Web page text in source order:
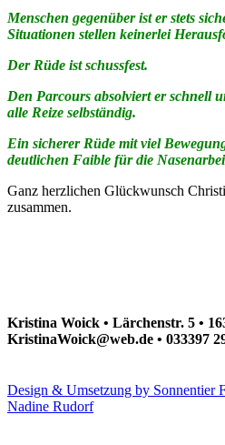
Menschen gegenüber ist er stets
Situationen stellen keinerlei
Der Rüde ist schussfest.
Den Parcours absolviert er schnell
alle Reize selbständig.
Ein sicherer Rüde mit viel
deutlichen Faible für die
Ganz herzlichen Glückwunsch
zusammen.
Kristina Woick • Lärchenstr. 5 •
KristinaWoick@web.de • 033397
Design & Umsetzung by Sonnentier
Nadine Rudorf